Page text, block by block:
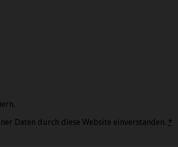
Daten durch diese Website einverstanden. *